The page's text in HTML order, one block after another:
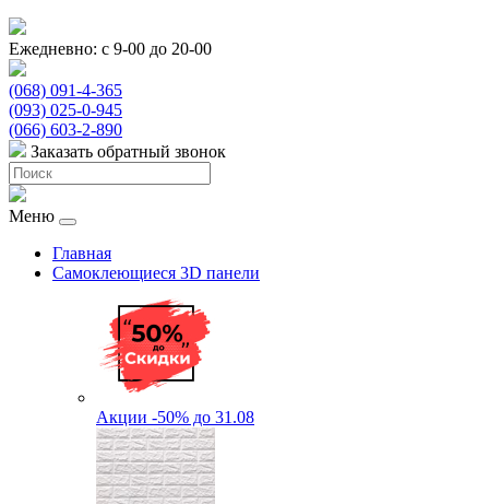
Ежедневно: с 9-00 до 20-00
(068) 091-4-365
(093) 025-0-945
(066) 603-2-890
Заказать обратный звонок
Меню
Главная
Самоклеющиеся 3D панели
Акции -50% до 31.08